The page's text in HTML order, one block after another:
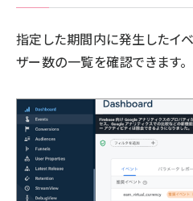
指定した期間内に発生したイ
ザー数の一覧を確認できます。